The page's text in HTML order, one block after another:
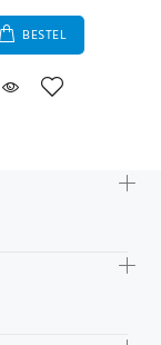
BESTEL